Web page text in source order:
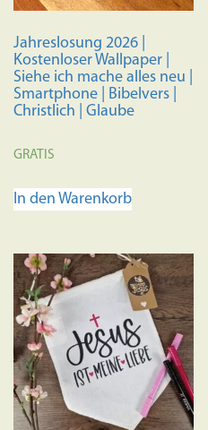
Jahreslosung 2026 |
Kostenloser Wallpaper |
Siehe ich mache alles neu |
Smartphone | Bibelvers |
Christlich | Glaube
GRATIS
In den Warenkorb